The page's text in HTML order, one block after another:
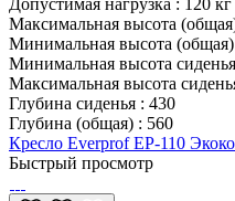
Максимальная высота
Минимальная высота (общая)
Минимальная высота сиденья
Максимальная высота
Глубина сиденья : 430
Глубина (общая) : 560
Кресло Everprof EP-110
Быстрый просмотр